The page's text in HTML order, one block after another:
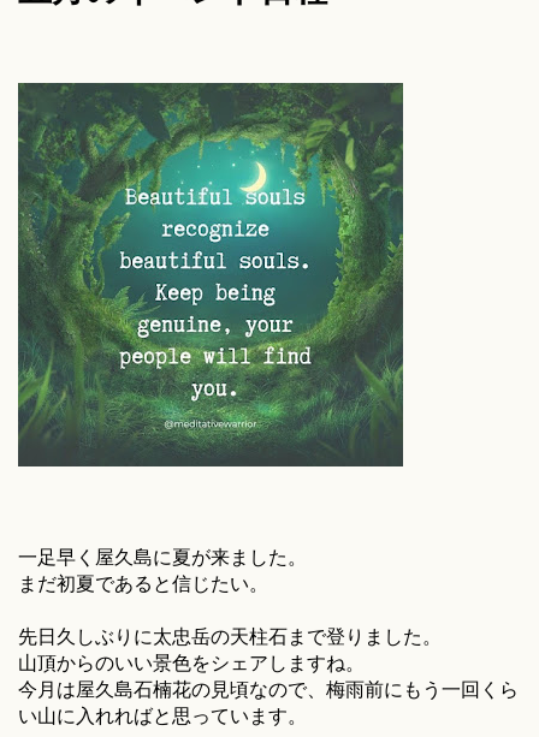
一足早く屋久島に夏が来ました。
まだ初夏であると信じたい。
先日久しぶりに太忠岳の天柱石まで登りました。
山頂からのいい景色をシェアしますね。
今月は屋久島石楠花の見頃なので、梅雨前にもう一回くら
い山に入れればと思っています。